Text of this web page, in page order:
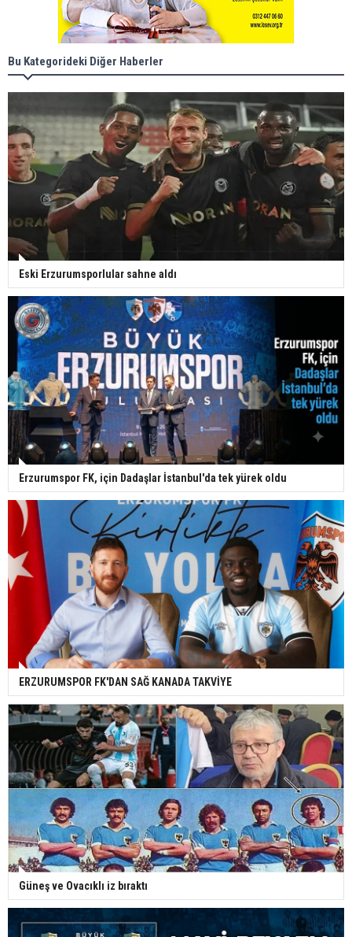
Bu Kategorideki Diğer Haberler
Eski Erzurumsporlular sahne aldı
Erzurumspor FK, için Dadaşlar İstanbul'da tek yürek oldu
ERZURUMSPOR FK'DAN SAĞ KANADA TAKVİYE
Güneş ve Ovacıklı iz bıraktı